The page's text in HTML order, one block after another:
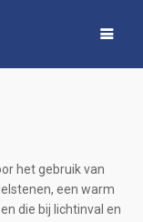
het gebruik van
een warm
die bij lichtinval en